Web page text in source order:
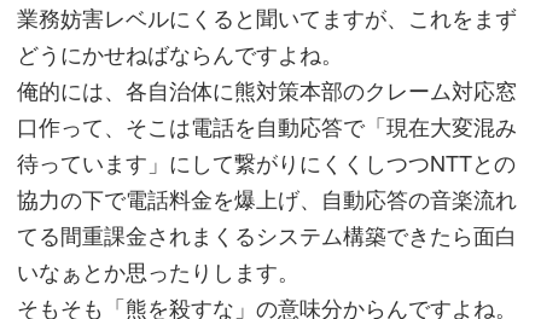
業務妨害レベルにくると聞いてますが、これをまず
どうにかせねばならんですよね。
俺的には、各自治体に熊対策本部のクレーム対応窓
口作って、そこは電話を自動応答で「現在大変混み
待っています」にして繋がりにくくしつつNTTとの
協力の下で電話料金を爆上げ、自動応答の音楽流れ
てる間重課金されまくるシステム構築できたら面白
いなぁとか思ったりします。
そもそも「熊を殺すな」の意味分からんですよね。